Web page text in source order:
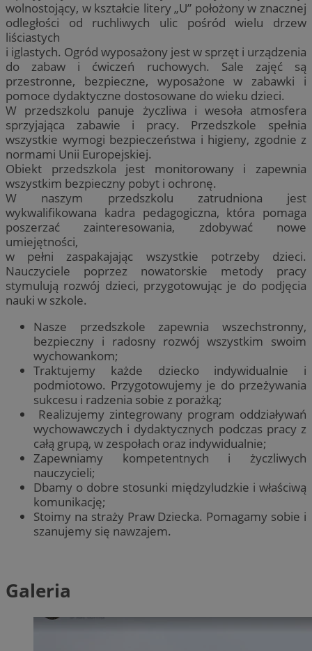
wolnostojący, w kształcie litery „U” położony w znacznej
odległości od ruchliwych ulic pośród wielu drzew
liściastych
i iglastych. Ogród wyposażony jest w sprzęt i urządzenia
do zabaw i ćwiczeń ruchowych. Sale zajęć są
przestronne, bezpieczne, wyposażone w zabawki i
pomoce dydaktyczne dostosowane do wieku dzieci.
W przedszkolu panuje życzliwa i wesoła atmosfera
sprzyjająca zabawie i pracy. Przedszkole spełnia
wszystkie wymogi bezpieczeństwa i higieny, zgodnie z
normami Unii Europejskiej.
Obiekt przedszkola jest monitorowany i zapewnia
wszystkim bezpieczny pobyt i ochronę.
W naszym przedszkolu zatrudniona jest
wykwalifikowana kadra pedagogiczna, która pomaga
poszerzać zainteresowania, zdobywać nowe
umiejętności,
w pełni zaspakajając wszystkie potrzeby dzieci.
Nauczyciele poprzez nowatorskie metody pracy
stymulują rozwój dzieci, przygotowując je do podjęcia
nauki w szkole.
Nasze przedszkole zapewnia wszechstronny,
bezpieczny i radosny rozwój wszystkim swoim
wychowankom;
Traktujemy każde dziecko indywidualnie i
podmiotowo. Przygotowujemy je do przeżywania
sukcesu i radzenia sobie z porażką;
Realizujemy zintegrowany program oddziaływań
wychowawczych i dydaktycznych podczas pracy z
całą grupą, w zespołach oraz indywidualnie;
Zapewniamy kompetentnych i życzliwych
nauczycieli;
Dbamy o dobre stosunki międzyludzkie i właściwą
komunikację;
Stoimy na straży Praw Dziecka. Pomagamy sobie i
szanujemy się nawzajem.
Galeria